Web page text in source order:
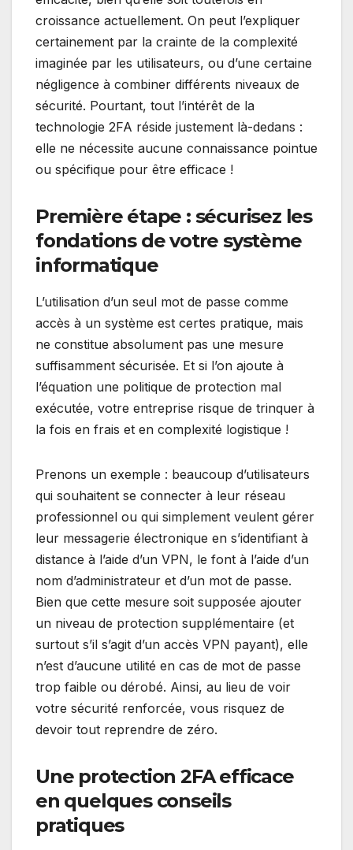
croissance actuellement. On peut l’expliquer
certainement par la crainte de la complexité
imaginée par les utilisateurs, ou d’une certaine
négligence à combiner différents niveaux de
sécurité. Pourtant, tout l’intérêt de la
technologie 2FA réside justement là-dedans :
elle ne nécessite aucune connaissance pointue
ou spécifique pour être efficace !
Première étape : sécurisez les
fondations de votre système
informatique
L’utilisation d’un seul mot de passe comme
accès à un système est certes pratique, mais
ne constitue absolument pas une mesure
suffisamment sécurisée. Et si l’on ajoute à
l’équation une politique de protection mal
exécutée, votre entreprise risque de trinquer à
la fois en frais et en complexité logistique !
Prenons un exemple : beaucoup d’utilisateurs
qui souhaitent se connecter à leur réseau
professionnel ou qui simplement veulent gérer
leur messagerie électronique en s’identifiant à
distance à l’aide d’un VPN, le font à l’aide d’un
nom d’administrateur et d’un mot de passe.
Bien que cette mesure soit supposée ajouter
un niveau de protection supplémentaire (et
surtout s’il s’agit d’un accès VPN payant), elle
n’est d’aucune utilité en cas de mot de passe
trop faible ou dérobé. Ainsi, au lieu de voir
votre sécurité renforcée, vous risquez de
devoir tout reprendre de zéro.
Une protection 2FA efficace
en quelques conseils
pratiques